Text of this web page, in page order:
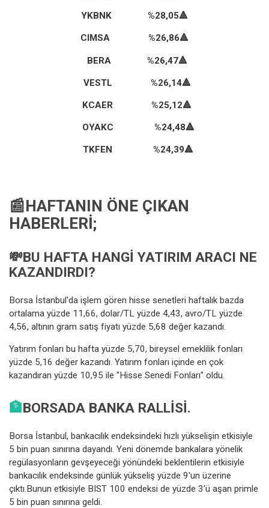
YKBNK %28,05🔺
CIMSA %26,86🔺
BERA %26,47🔺
VESTL %26,14🔺
KCAER %25,12🔺
OYAKC %24,48🔺
TKFEN %24,39🔺
📰HAFTANIN ÖNE ÇIKAN
HABERLERI;
💸BU HAFTA HANGI YATIRIM ARACI NE
KAZANDIRDI?
Borsa İstanbul'da işlem gören hisse senetleri haftalık bazda
ortalama yüzde 11,66, dolar/TL yüzde 4,43, avro/TL yüzde
4,56, altının gram satış fiyatı yüzde 5,68 değer kazandı.
Yatırım fonları bu hafta yüzde 5,70, bireysel emeklilik fonları
yüzde 5,16 değer kazandı. Yatırım fonları içinde en çok
kazandıran yüzde 10,95 ile "Hisse Senedi Fonları" oldu.
🏦BORSADA BANKA RALLISI.
Borsa İstanbul, bankacılık endeksindeki hızlı yükselişin etkisiyle
5 bin puan sınırına dayandı. Yeni dönemde bankalara yönelik
regülasyonların gevşeyeceği yönündeki beklentilerin etkisiyle
bankacılık endeksinde günlük yükseliş yüzde 9'un üzerine
çıktı.Bunun etkisiyle BIST 100 endeksi de yüzde 3'ü aşan primle
5 bin puan sınırına geldi.